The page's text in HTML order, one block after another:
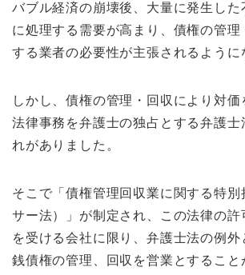
バブル経済の崩壊後、大量に発生した
に処理する需要が高まり、債権の管理
する業者の必要性が主張されるように
しかし、債権の管理・回収により対価
法律事務を弁護士の独占とする弁護士
れがありました。
そこで「債権管理回収業に関する特別
サー法）」が制定され、この法律の許
を受ける会社に限り、弁護士法の例外
銭債権の管理、回収を営業とすること